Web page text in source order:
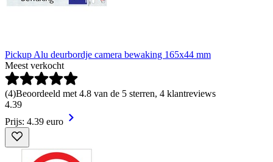
Pickup Alu deurbordje camera bewaking 165x44 mm
Meest verkocht
(4)Beoordeeld met 4.8 van de 5 sterren, 4 klantreviews
4.39
Prijs: 4.39 euro